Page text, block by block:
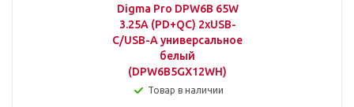
Digma Pro DPW6B 65W
3.25A (PD+QC) 2хUSB-
C/USB-A универсальное
белый
(DPW6B5GX12WH)
Товар в наличии